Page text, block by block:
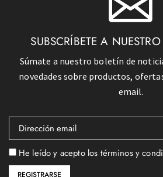
SUBSCRÍBETE A
Súmate a nuestro boletín de
novedades sobre productos,
email.
He leído y acepto los términos y